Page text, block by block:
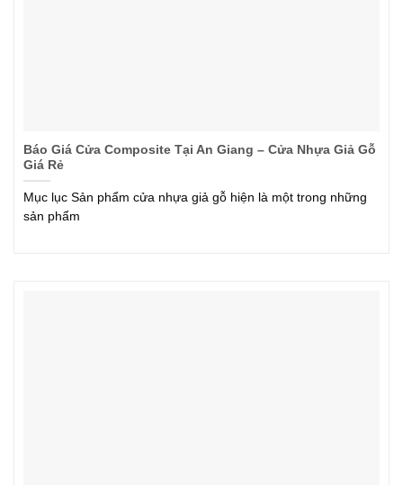
Báo Giá Cửa Composite Tại An Giang – Cửa Nhựa Giả Gỗ
Giá Rẻ
Mục lục Sản phẩm cửa nhựa giả gỗ hiện là một trong những
sản phẩm